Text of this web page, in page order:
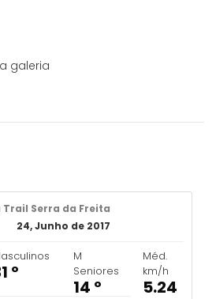
galeria
Trail Serra da Freita
24, Junho de 2017
º
M
Seniores
14 º
Méd.
km/h
5.24